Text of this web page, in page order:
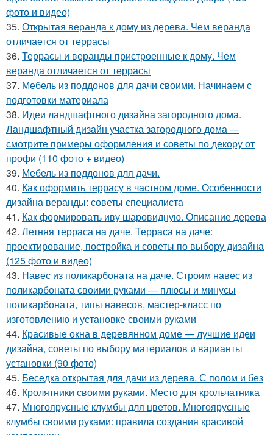
фото и видео)
35. Открытая веранда к дому из дерева. Чем веранда
отличается от террасы
36. Террасы и веранды пристроенные к дому. Чем
веранда отличается от террасы
37. Мебель из поддонов для дачи своими. Начинаем с
подготовки материала
38. Идеи ландшафтного дизайна загородного дома.
Ландшафтный дизайн участка загородного дома —
смотрите примеры оформления и советы по декору от
профи (110 фото + видео)
39. Мебель из поддонов для дачи.
40. Как оформить террасу в частном доме. Особенности
дизайна веранды: советы специалиста
41. Как формировать иву шаровидную. Описание дерева
42. Летняя терраса на даче. Терраса на даче:
проектирование, постройка и советы по выбору дизайна
(125 фото и видео)
43. Навес из поликарбоната на даче. Строим навес из
поликарбоната своими руками — плюсы и минусы
поликарбоната, типы навесов, мастер-класс по
изготовлению и установке своими руками
44. Красивые окна в деревянном доме — лучшие идеи
дизайна, советы по выбору материалов и варианты
установки (90 фото)
45. Беседка открытая для дачи из дерева. С полом и без
46. Кролятники своими руками. Место для крольчатника
47. Многоярусные клумбы для цветов. Многоярусные
клумбы своими руками: правила создания красивой